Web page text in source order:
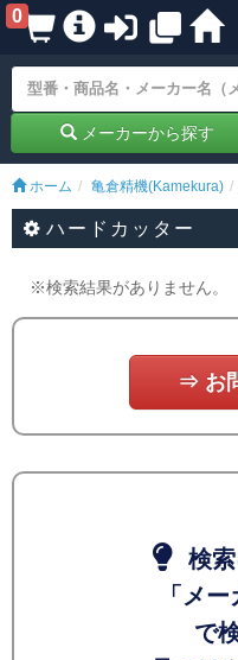
0
メーカーから探す
ホーム 亀倉精機(Kamekura)
ハードカッター
※検索結果がありません。
⇒ お
検索
「メ
で